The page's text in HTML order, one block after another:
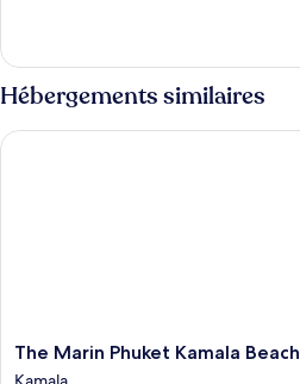
Chambre
Hébergements similaires
The
Marin
The Marin Phuket Kamala Beach
The Marin Phuket Kamala Beach